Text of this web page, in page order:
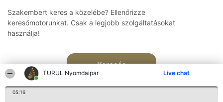
TURUL Nyomdaipar Live chat
05:16
Szakembert keres a közelébe? Ellenőrizze
keresőmotorunkat. Csak a legjobb szolgáltatásokat
használja!
Keresés